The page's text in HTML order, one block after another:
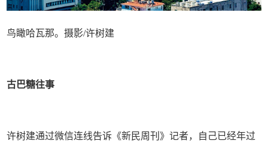
鸟瞰哈瓦那。摄影/许树建
古巴糖往事
许树建通过微信连线告诉《新民周刊》记者，自己已经年过